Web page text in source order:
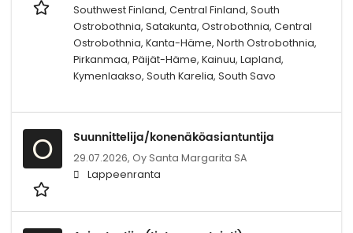
Southwest Finland, Central Finland, South
Ostrobothnia, Satakunta, Ostrobothnia, Central
Ostrobothnia, Kanta-Häme, North Ostrobothnia,
Pirkanmaa, Päijät-Häme, Kainuu, Lapland,
Kymenlaakso, South Karelia, South Savo
O Suunnittelija/konenäköasiantuntija
29.07.2026, Oy Santa Margarita SA
Lappeenranta